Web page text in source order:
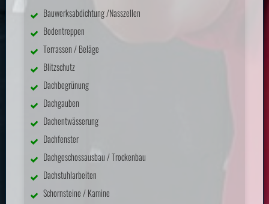
Bauwerksabdichtung /Nasszellen
Bodentreppen
Terrassen / Beläge
Blitzschutz
Dachbegrünung
Dachgauben
Dachentwässerung
Dachfenster
Dachgeschossausbau / Trockenbau
Dachstuhlarbeiten
Schornsteine / Kamine